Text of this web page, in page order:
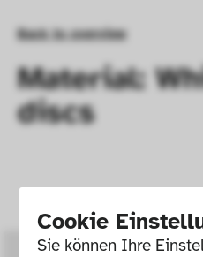
Cookie
Sie können Ihre
Back to overview
Material:
discs